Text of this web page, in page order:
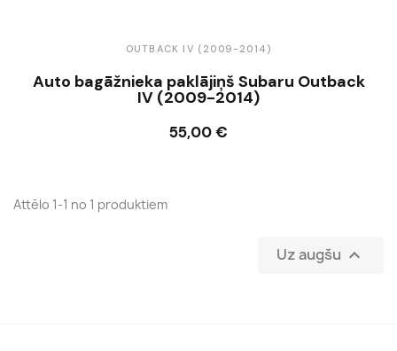
OUTBACK IV (2009-2014)
Auto bagāžnieka paklājiņš Subaru Outback
IV (2009-2014)
55,00 €
Ielikt grozā
Attēlo 1-1 no 1 produktiem
Uz augšu 